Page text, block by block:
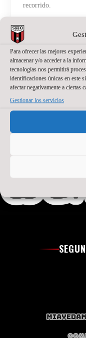
Para ofrecer las mejores
almacenar y/o acceder a la
tecnologías nos permitirá
identificaciones únicas en este
afectar negativamente a ciertas
Gestionar los servicios
recorrido.